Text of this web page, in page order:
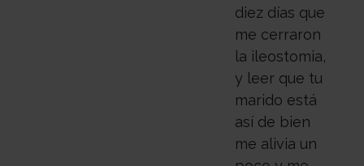
diez días que
me cerraron
la ileostomia,
y leer que tu
marido está
así de bien
me alivia un